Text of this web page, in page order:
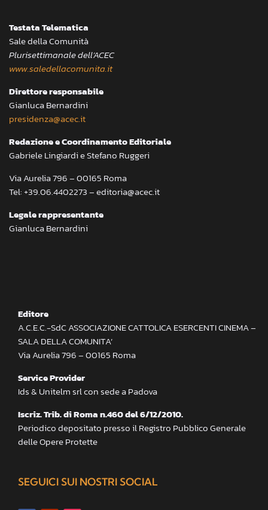
Testata Telematica
Sale della Comunità
Plurisettimanale dell’ACEC
www.saledellacomunita.it
Direttore responsabile
Gianluca Bernardini
presidenza@acec.it
Redazione e Coordinamento Editoriale
Gabriele Lingiardi e Stefano Ruggeri
Via Aurelia 796 – 00165 Roma
Tel: +39.06.4402273 – editoria@acec.it
Legale rappresentante
Gianluca Bernardini
Editore
A.C.E.C.-SdC ASSOCIAZIONE CATTOLICA ESERCENTI CINEMA –
SALA DELLA COMUNITA’
Via Aurelia 796 – 00165 Roma
Service Provider
Ids & Unitelm srl con sede a Padova
Iscriz. Trib. di Roma n.460 del 6/12/2010.
Periodico depositato presso il Registro Pubblico Generale
delle Opere Protette
SEGUICI SUI NOSTRI SOCIAL